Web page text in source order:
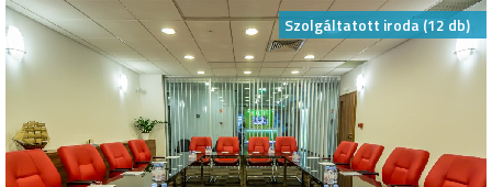
Szolgáltatott iroda (12 db)